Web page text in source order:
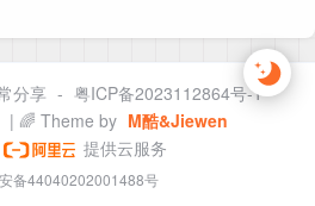
分享 - 粤ICP备2023112864号-1
| 🌈 Theme by M酷&Jiewen
提供云服务
备44040202001488号